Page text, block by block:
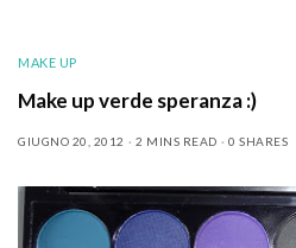
MAKE UP
Make up verde speranza :)
GIUGNO 20, 2012 2 MINS READ 0 SHARES